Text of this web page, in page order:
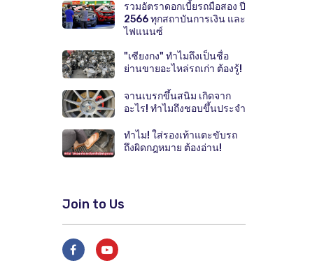
รวมอัตราดอกเบี้ยรถมือสอง ปี
2566 ทุกสถาบันการเงิน และ
ไฟแนนซ์
"เซียงกง" ทำไมถึงเป็นชื่อ
ย่านขายอะไหล่รถเก่า ต้องรู้!
จานเบรกขึ้นสนิม เกิดจาก
อะไร! ทำไมถึงชอบขึ้นประจำ
ทำไม! ใส่รองเท้าแตะขับรถ
ถึงผิดกฎหมาย ต้องอ่าน!
Join to Us